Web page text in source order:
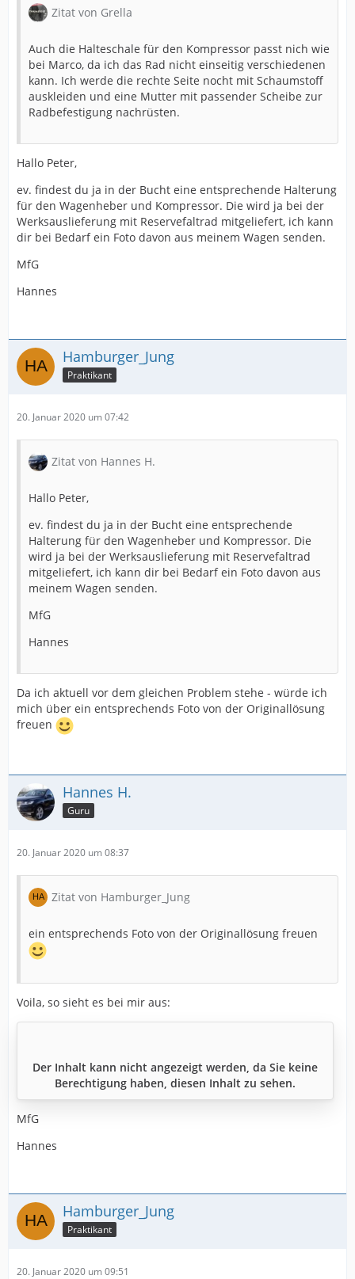
Zitat von Grella
Auch die Halteschale für den Kompressor passt nich wie
bei Marco, da ich das Rad nicht einseitig verschiedenen
kann. Ich werde die rechte Seite nocht mit Schaumstoff
auskleiden und eine Mutter mit passender Scheibe zur
Radbefestigung nachrüsten.
Hallo Peter,
ev. findest du ja in der Bucht eine entsprechende Halterung
für den Wagenheber und Kompressor. Die wird ja bei der
Werksauslieferung mit Reservefaltrad mitgeliefert, ich kann
dir bei Bedarf ein Foto davon aus meinem Wagen senden.
MfG
Hannes
Hamburger_Jung
Praktikant
20. Januar 2020 um 07:42
Zitat von Hannes H.
Hallo Peter,
ev. findest du ja in der Bucht eine entsprechende
Halterung für den Wagenheber und Kompressor. Die
wird ja bei der Werksauslieferung mit Reservefaltrad
mitgeliefert, ich kann dir bei Bedarf ein Foto davon aus
meinem Wagen senden.
MfG
Hannes
Da ich aktuell vor dem gleichen Problem stehe - würde ich
mich über ein entsprechends Foto von der Originallösung
freuen
Hannes H.
Guru
20. Januar 2020 um 08:37
Zitat von Hamburger_Jung
ein entsprechends Foto von der Originallösung freuen
Voila, so sieht es bei mir aus:
Der Inhalt kann nicht angezeigt werden, da Sie keine
Berechtigung haben, diesen Inhalt zu sehen.
MfG
Hannes
Hamburger_Jung
Praktikant
20. Januar 2020 um 09:51